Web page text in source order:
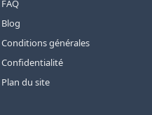
FAQ
Blog
Conditions générales
Confidentialité
Plan du site